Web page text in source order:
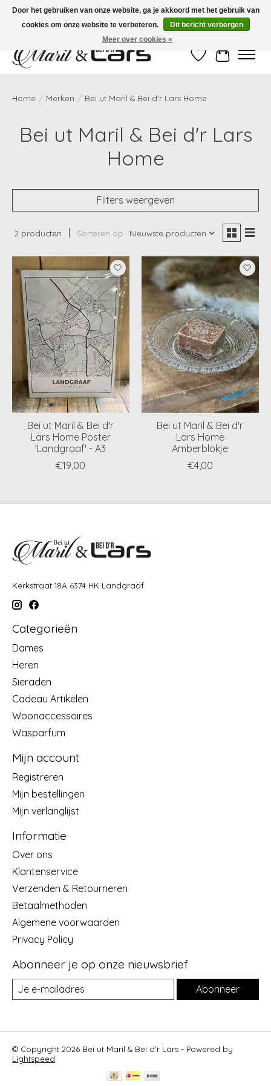
Gratis verzending vanaf €99,- | Voor 16:00 uur besteld, vandaag verzonden!
Verlanglijst
Home / Merken / Bei ut Maril & Bei d'r Lars Home
Bei ut Maril & Bei d'r Lars
Home
Filters weergeven
2 producten Sorteren op Nieuwste producten
Bei ut Maril & Bei d'r
Lars Home Poster
'Landgraaf' - A3
€19,00
Bei ut Maril & Bei d'r
Lars Home
Amberblokje
€4,00
Kerkstraat 18A 6374 HK Landgraaf
Categorieën
Dames
Heren
Sieraden
Cadeau Artikelen
Woonaccessoires
Wasparfum
Mijn account
Registreren
Mijn bestellingen
Mijn verlanglijst
Informatie
Over ons
Klantenservice
Verzenden & Retourneren
Betaalmethoden
Algemene voorwaarden
Privacy Policy
Abonneer je op onze nieuwsbrief
Abonneer
© Copyright 2026 Bei ut Maril & Bei d'r Lars - Powered by
Lightspeed
Door het gebruiken van onze website, ga je akkoord met het gebruik van
cookies om onze website te verbeteren.
Dit bericht verbergen
Meer over cookies »